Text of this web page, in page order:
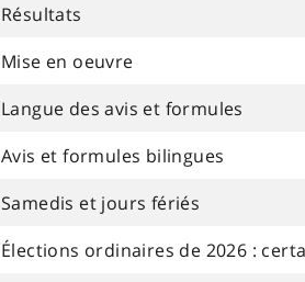
Résultats
Mise en oeuvre
Langue des avis et formules
Avis et formules bilingues
Samedis et jours fériés
Élections ordinaires de 2026 :